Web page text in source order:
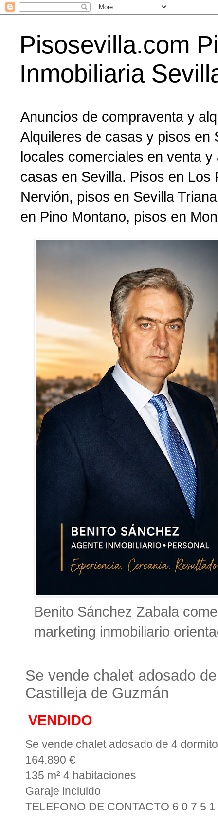
Pisosevilla.com
Inmobiliaria
Anuncios de compraventa y
Alquileres de casas y pisos en
locales comerciales en venta
casas en Sevilla. Pisos en Los
Nervión, pisos en Sevilla
en Pino Montano, pisos en
Benito Sánchez Zabala
marketing inmobiliario
Se vende chalet adosado
Castilleja de Guzmán
VENDIDO
Se vende chalet adosado de 4
164.890 €
135 m² 4 habitaciones
Garaje incluido
TELEFONO DE CONTACTO 6 0 7 5